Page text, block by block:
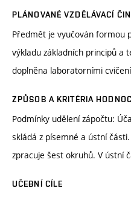
PLÁNOVANÉ VZDĚLÁVACÍ
Předmět je vyučován formou
výkladu základních principů a
doplněna laboratorními
ZPŮSOB A KRITÉRIA
Podmínky udělení zápočtu:
skládá z písemné a ústní
zpracuje šest okruhů. V ústní
UČEBNÍ CÍLE